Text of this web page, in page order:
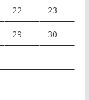
22 23
29 30